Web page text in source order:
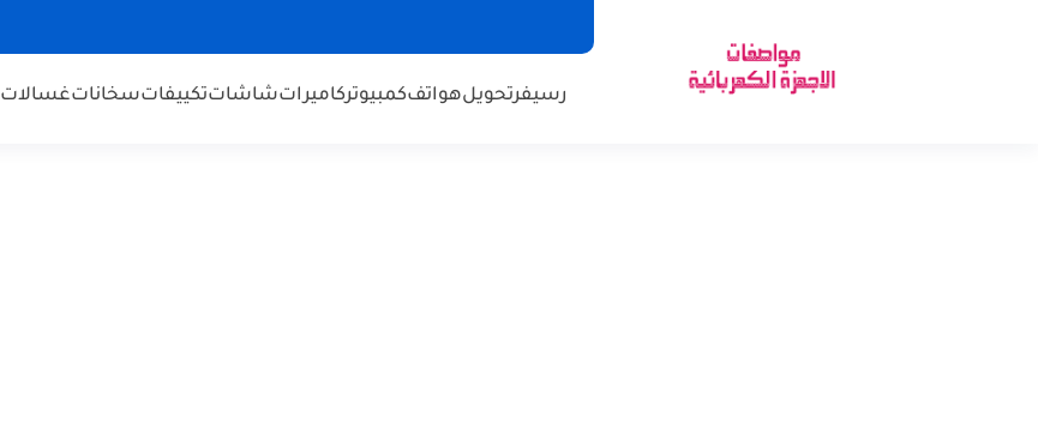
رسيفرتحويلهواتفكمبيوتركاميراتشاشاتتكييفاتسخاناتغسالات